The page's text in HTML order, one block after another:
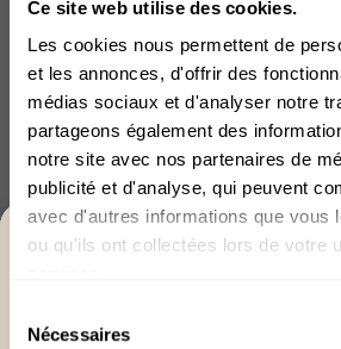
Ce site web utilise des cookies.
Les cookies nous permettent de
et les annonces, d'offrir des
médias sociaux et d'analyser notre
partageons également des
notre site avec nos partenaires de
publicité et d'analyse, qui peuvent
avec d'autres informations que vous
ou qu'ils ont collectées lors de votre
Nécessaires
ACCÈS
Explorer avec l'IA : ChatGPT
Claude
Article précédent